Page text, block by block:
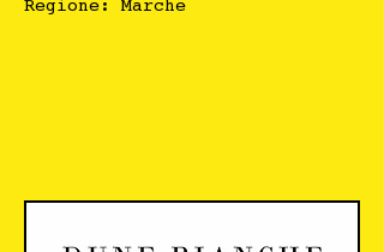
Regione: Marche